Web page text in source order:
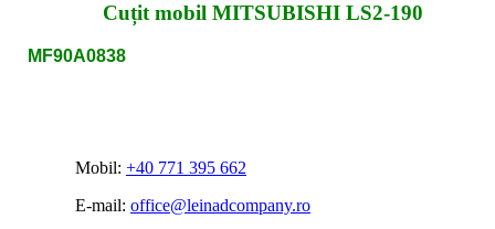
Cuțit mobil MITSUBISHI LS2-190
MF90A0838
Mobil: +40 771 395 662
E-mail: office@leinadcompany.ro